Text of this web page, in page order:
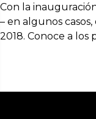
Con la
– en algunos
2018. Conoce a los